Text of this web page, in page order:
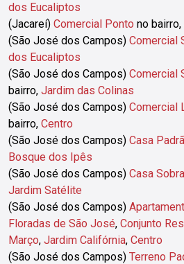
dos Eucaliptos
(Jacareí) Comercial Ponto no bairro,
(São José dos Campos) Comercial
dos Eucaliptos
(São José dos Campos) Comercial
bairro, Jardim das Colinas
(São José dos Campos) Comercial
bairro, Centro
(São José dos Campos) Casa
Bosque dos Ipês
(São José dos Campos) Casa
Jardim Satélite
(São José dos Campos)
Floradas de São José, Conjunto
Março, Jardim Califórnia, Centro
(São José dos Campos) Terreno